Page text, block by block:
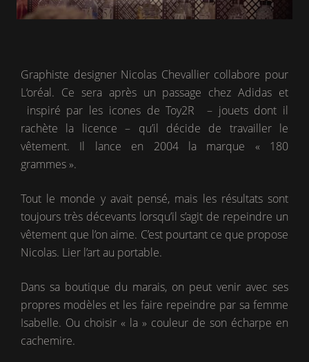
Graphiste designer Nicolas Chevallier collabore pour
L‘oréal. Ce sera après un passage chez Adidas et
inspiré par les icones de Toy2R – jouets dont il
rachète la licence – qu’il décide de travailler le
vêtement. Il lance en 2004 la marque « 180
grammes ».
Tout le monde y avait pensé, mais les résultats sont
toujours très décevants lorsqu’il s’agit de repeindre un
vêtement que l’on aime. C’est pourtant ce que propose
Nicolas. Lier l’art au portable.
Dans sa boutique du marais, on peut venir avec ses
propres modèles et les faire repeindre par sa femme
Isabelle. Ou choisir « la » couleur de son écharpe en
cachemire.